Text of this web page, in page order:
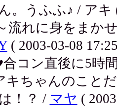
。うふふ♪ / アキ
流れに身をまか
( 2003-03-08
コン直後に5時
キちゃんのこと
！？ / マヤ (